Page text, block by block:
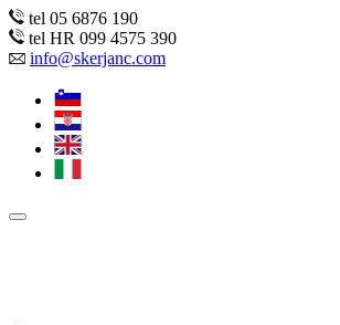
tel 05 6876 190
tel HR 099 4575 390
info@skerjanc.com